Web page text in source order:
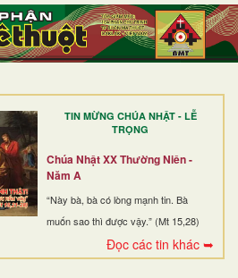
TIN MỪNG CHÚA NHẬT - LỄ
TRỌNG
Chúa Nhật XX Thường Niên -
Năm A
“Này bà, bà có lòng mạnh tin. Bà
muốn sao thì được vậy.” (Mt 15,28)
Đọc các tin khác ➥